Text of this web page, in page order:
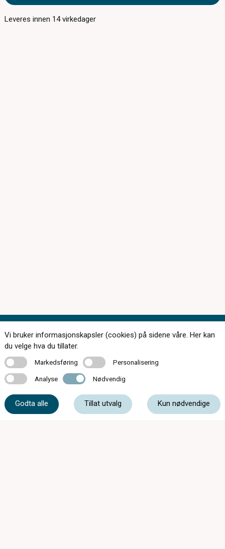
Leveres innen 14virkedager
Kontakt oss
Vi bruker informasjonskapsler (cookies) på sidene våre. Her kan
du velge hva du tillater.
MarkedsføringMarkedsføring PersonaliseringPersonalisering
Analyse Analyse Nødvendig Nødvendig
Godta alle Tillat utvalg Kun nødvendige